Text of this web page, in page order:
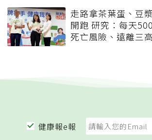
走路拿茶葉蛋、豆
開跑 研究：每天
死亡風險、遠離三高
健康報e報